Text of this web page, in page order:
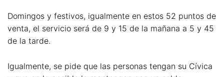
Domingos y festivos, igualmente en estos 52 puntos de
venta, el servicio será de 9 y 15 de la mañana a 5 y 45
de la tarde.
Igualmente, se pide que las personas tengan su Cívica